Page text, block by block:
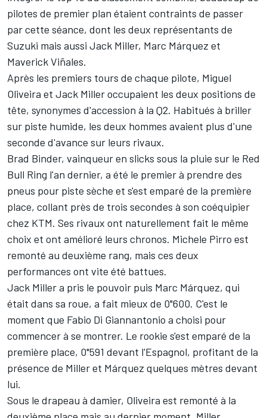
pilotes de premier plan étaient contraints de passer
par cette séance, dont les deux représentants de
Suzuki mais aussi Jack Miller, Marc Márquez et
Maverick Viñales.
Après les premiers tours de chaque pilote, Miguel
Oliveira et Jack Miller occupaient les deux positions de
tête, synonymes d'accession à la Q2. Habitués à briller
sur piste humide, les deux hommes avaient plus d'une
seconde d'avance sur leurs rivaux.
Brad Binder, vainqueur en slicks sous la pluie sur le Red
Bull Ring l'an dernier, a été le premier à prendre des
pneus pour piste sèche et s'est emparé de la première
place, collant près de trois secondes à son coéquipier
chez KTM. Ses rivaux ont naturellement fait le même
choix et ont amélioré leurs chronos. Michele Pirro est
remonté au deuxième rang, mais ces deux
performances ont vite été battues.
Jack Miller a pris le pouvoir puis Marc Márquez, qui
était dans sa roue, a fait mieux de 0"600. C'est le
moment que Fabio Di Giannantonio a choisi pour
commencer à se montrer. Le rookie s'est emparé de la
première place, 0"591 devant l'Espagnol, profitant de la
présence de Miller et Márquez quelques mètres devant
lui.
Sous le drapeau à damier, Oliveira est remonté à la